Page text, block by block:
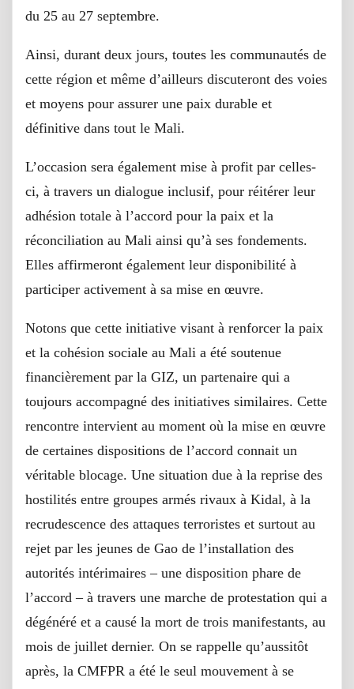
du 25 au 27 septembre.
Ainsi, durant deux jours, toutes les communautés de
cette région et même d’ailleurs discuteront des voies
et moyens pour assurer une paix durable et
définitive dans tout le Mali.
L’occasion sera également mise à profit par celles-
ci, à travers un dialogue inclusif, pour réitérer leur
adhésion totale à l’accord pour la paix et la
réconciliation au Mali ainsi qu’à ses fondements.
Elles affirmeront également leur disponibilité à
participer activement à sa mise en œuvre.
Notons que cette initiative visant à renforcer la paix
et la cohésion sociale au Mali a été soutenue
financièrement par la GIZ, un partenaire qui a
toujours accompagné des initiatives similaires. Cette
rencontre intervient au moment où la mise en œuvre
de certaines dispositions de l’accord connait un
véritable blocage. Une situation due à la reprise des
hostilités entre groupes armés rivaux à Kidal, à la
recrudescence des attaques terroristes et surtout au
rejet par les jeunes de Gao de l’installation des
autorités intérimaires – une disposition phare de
l’accord – à travers une marche de protestation qui a
dégénéré et a causé la mort de trois manifestants, au
mois de juillet dernier. On se rappelle qu’aussitôt
après, la CMFPR a été le seul mouvement à se